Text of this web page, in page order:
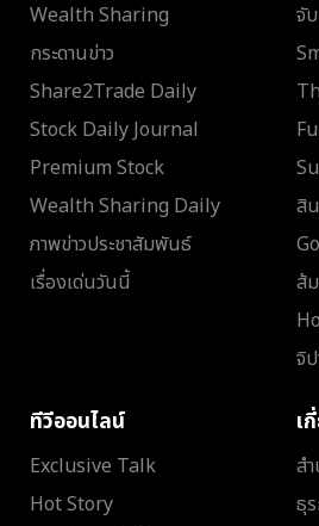
Wealth Sharing
กระดานข่าว
Share2Trade Daily
Stock Daily Journal
Premium Stock
Wealth Sharing Daily
ภาพข่าวประชาสัมพันธ์
เรื่องเด่นวันนี้
จั
สิ
ส้
จิ
ทีวีออนไลน์
Exclusive Talk
Hot Story
เ
ส
ธุ